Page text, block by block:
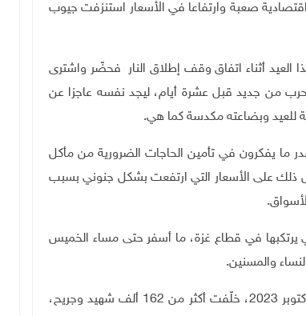
صعبة وارتفاعا في الأسعار استنزفت جيوب
أثناء اتفاق وقف إطلاق النار فحضّر واشترى
من جديد قبل عشرة أيام، ليجد نفسه عاجزا عن
للعيد وبضاعته مكدسة كما هي.
ما يفكرون في تأمين الحاجات الضرورية من مأكل
على الأسعار التي ارتفعت بشكل جنوني بسبب
.
يرتكبها في قطاع غزة، ما أسفر حتى مساء الخميس
.
ويرتكب الاحتلال إبادة جماعية في قطاع غزة منذ 7 تشرين الأول/ أكتوبر 2023، خلّفت أكثر من 162 ألف شهيد وجريح،